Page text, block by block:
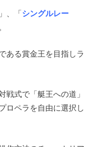
」、「シングルレー
ある賞金王を目指しラ
戦式で「艇王への道」
ロペラを自由に選択し